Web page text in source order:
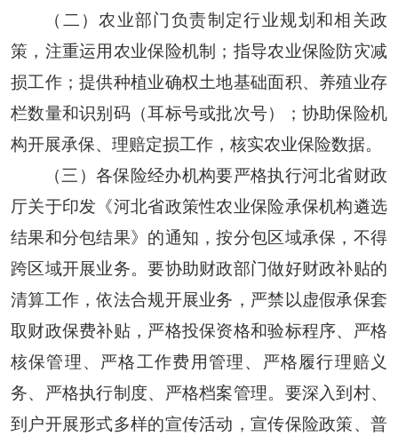
（二）农业部门负责制定行业规划和相关政
策，注重运用农业保险机制；指导农业保险防灾减
损工作；提供种植业确权土地基础面积、养殖业存
栏数量和识别码（耳标号或批次号）；协助保险机
构开展承保、理赔定损工作，核实农业保险数据。
（三）各保险经办机构要严格执行河北省财政
厅关于印发《河北省政策性农业保险承保机构遴选
结果和分包结果》的通知，按分包区域承保，不得
跨区域开展业务。要协助财政部门做好财政补贴的
清算工作，依法合规开展业务，严禁以虚假承保套
取财政保费补贴，严格投保资格和验标程序、严格
核保管理、严格工作费用管理、严格履行理赔义
务、严格执行制度、严格档案管理。要深入到村、
到户开展形式多样的宣传活动，宣传保险政策、普